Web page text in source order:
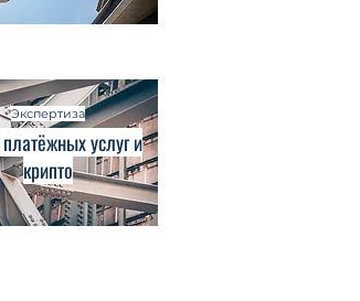
Экспертиза
услуг и
крипто